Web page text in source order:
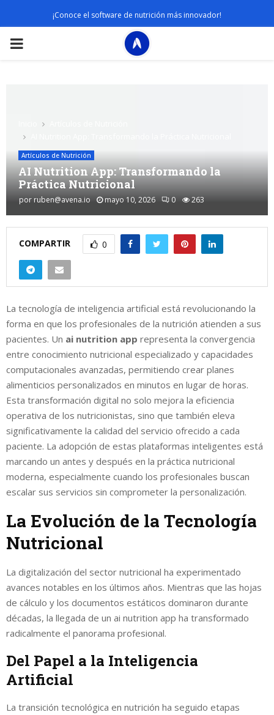
¡Conoce el software de nutrición más innovador!
PRIMARY
Artículos de Nutrición
AI Nutrition App: Transformando la
Práctica Nutricional
por ruben@avena.io mayo 10, 2026 0 263
COMPARTIR 0
La tecnología de inteligencia artificial está revolucionando la
forma en que los profesionales de la nutrición atienden a sus
pacientes. Un ai nutrition app representa la convergencia
entre conocimiento nutricional especializado y capacidades
computacionales avanzadas, permitiendo crear planes
alimenticios personalizados en minutos en lugar de horas.
Esta transformación digital no solo mejora la eficiencia
operativa de los nutricionistas, sino que también eleva
significativamente la calidad del servicio ofrecido a cada
paciente. La adopción de estas plataformas inteligentes está
marcando un antes y después en la práctica nutricional
moderna, especialmente cuando los profesionales buscan
escalar sus servicios sin comprometer la personalización.
La Evolución de la Tecnología
Nutricional
La digitalización del sector nutricional ha experimentado
avances notables en los últimos años. Mientras que las hojas
de cálculo y los documentos estáticos dominaron durante
décadas, la llegada de un ai nutrition app ha transformado
radicalmente el panorama profesional.
Del Papel a la Inteligencia
Artificial
La transición tecnológica en nutrición ha seguido etapas